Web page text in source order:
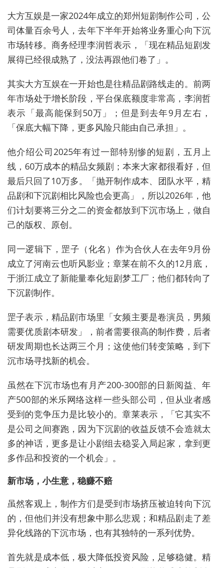
大方互娱是一家2024年成立的郑州短剧制作公司，公
司体量百余号人，去年下半年开始将业务重心向下沉
市场转移。商务经理李润哲表示，「现在精品短剧发
展得已经很成熟了，没法再跟他们卷了」。
其实大方互娱在一开始也是往精品剧路线走的。前两
年市场处于增长阶段，平台保底额度非常高，李润哲
表示「最高能保到50万」；但是到去年9月左右，
「保底大幅下降，更多风险只能由自己承担」。
他介绍公司2025年有过一部特别惨的短剧，五月上
线，60万成本的精品女频剧；本来大家都很看好，但
最后只回了10万多。「抛开制作成本、团队水平，精
品剧和下沉剧相比风险也会更高」，所以2026年，他
们计划要将三分之二的资金都放到下沉市场上，做自
己的版权、原创。
同一逻辑下，罡子（化名）作为合伙人在去年9月份
成立了河南云也听风影业；章莱在前不久的12月底，
于浙江成立了新能量奉化短剧梦工厂；他们都转向了
下沉剧制作。
罡子表示，精品剧市场里「女频主要是卷演员，男频
需要优质剧本研发」，前者需要很高的制作费，后者
研发周期也长达两三个月；这使他们转变策略，到下
沉市场寻找新的机会。
虽然在下沉市场也有月产200-300部的日新阅益、年
产500部的米乐网络这样一些头部公司，但从业者感
受到的竞争压力是比较小的。章莱表示，「它其实不
是公司之间赛跑，因为下沉剧的收益反馈不会造就太
多的神话，更多是让小剧组去稳妥入局起家，拿到更
多作品和投资的一个机会」。
新市场，小生意，稳赚不赔
虽然客观上，制作方们是受到市场挤压被迫转向下沉
的，但他们并没有想象中那么悲观；和精品剧走了差
异化线路的下沉市场，也有其独特的一系列优势。
首先就是成本低，极大降低投资风险，足够稳健。精